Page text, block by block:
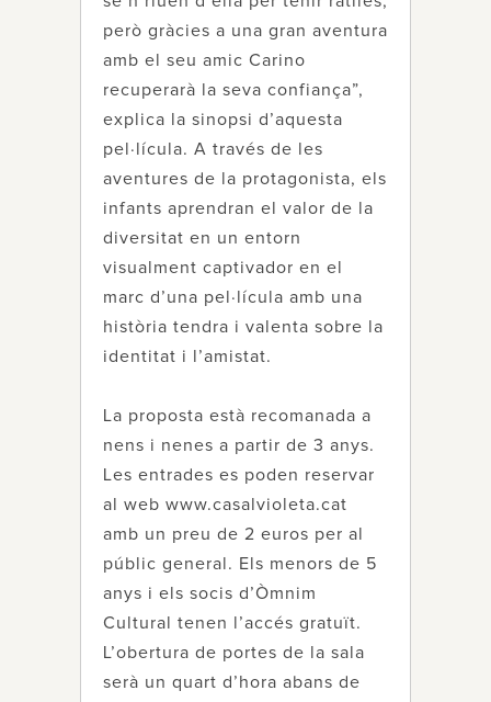
però gràcies a una gran aventura
amb el seu amic Carino
recuperarà la seva confiança”,
explica la sinopsi d’aquesta
pel·lícula. A través de les
aventures de la protagonista, els
infants aprendran el valor de la
diversitat en un entorn
visualment captivador en el
marc d’una pel·lícula amb una
història tendra i valenta sobre la
identitat i l’amistat.
La proposta està recomanada a
nens i nenes a partir de 3 anys.
Les entrades es poden reservar
al web www.casalvioleta.cat
amb un preu de 2 euros per al
públic general. Els menors de 5
anys i els socis d’Òmnim
Cultural tenen l’accés gratuït.
L’obertura de portes de la sala
serà un quart d’hora abans de